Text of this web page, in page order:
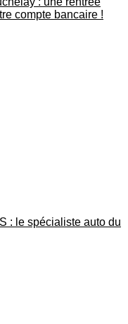
compte bancaire !
: le spécialiste auto du